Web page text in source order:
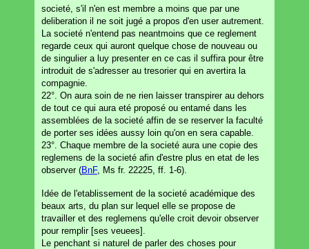
societé, s'il n'en est membre a moins que par une
deliberation il ne soit jugé a propos d'en user autrement.
La societé n'entend pas neantmoins que ce reglement
regarde ceux qui auront quelque chose de nouveau ou
de singulier a luy presenter en ce cas il suffira pour être
introduit de s'adresser au tresorier qui en avertira la
compagnie.
22°. On aura soin de ne rien laisser transpirer au dehors
de tout ce qui aura eté proposé ou entamé dans les
assemblées de la societé affin de se reserver la faculté
de porter ses idées aussy loin qu'on en sera capable.
23°. Chaque membre de la societé aura une copie des
reglemens de la societé afin d'estre plus en etat de les
observer (BnF, Ms fr. 22225, ff. 1-6).
Idée de l'etablissement de la societé académique des
beaux arts, du plan sur lequel elle se propose de
travailler et des reglemens qu'elle croit devoir observer
pour remplir [ses veuees].
Le penchant si naturel de parler des choses pour